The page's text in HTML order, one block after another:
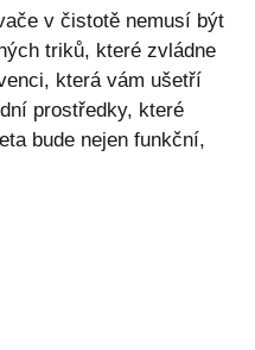
v čistotě nemusí být
triků, které zvládne
která vám ušetří
prostředky, které
bude nejen funkční,